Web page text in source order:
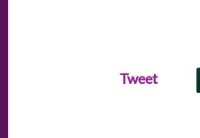
Tweet